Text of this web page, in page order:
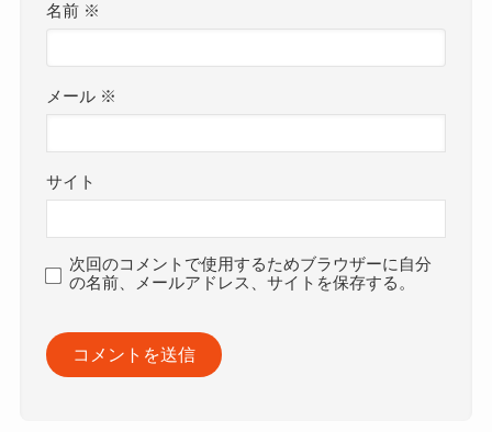
名前 ※
メール ※
サイト
次回のコメントで使用するためブラウザーに自分
の名前、メールアドレス、サイトを保存する。